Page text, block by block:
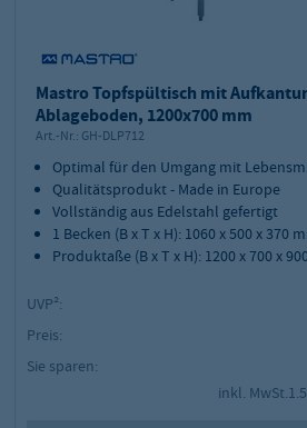
Mastro Topfspültisch mit
Ablageboden, 1200x700 mm
Art.-Nr.: GH-DLP712
Optimal für den Umgang mit
Qualitätsprodukt - Made in Europe
Vollständig aus Edelstahl gefertigt
1 Becken (B x T x H): 1060 x 500 x 370
Produktaße (B x T x H): 1200 x 700 x
UVP²:
Preis:
Sie sparen:
inkl. MwSt.